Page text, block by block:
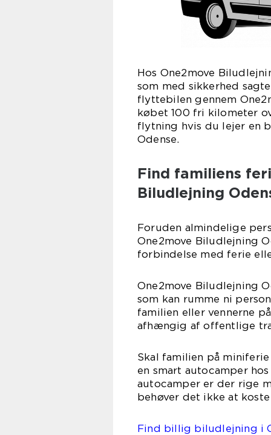
Hos One2move
som med sikkerhed
flyttebilen gennem
købet 100 fri kilometer
flytning hvis du lejer en
Odense.
Find familiens
Biludlejning
Foruden almindelige
One2move Biludlejning
forbindelse med ferie
One2move Biludlejning
som kan rumme ni
familien eller vennerne
afhængig af offentlige
Skal familien på
en smart autocamper
autocamper er der rige
behøver det ikke at
Find billig biludlejning i